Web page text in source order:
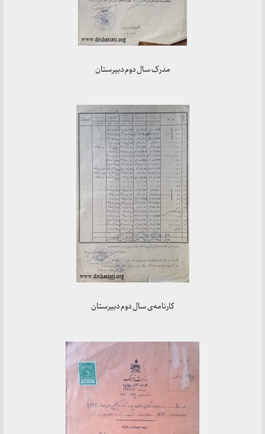
مدرک سال دوم دبیرستان
کارنامه‌ی سال دوم دبیرستان